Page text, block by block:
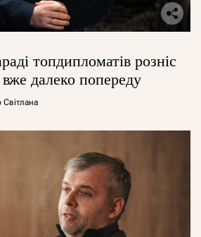
топдипломатів розніс
далеко попереду